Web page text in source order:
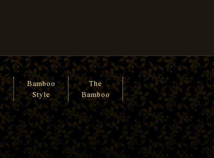
Bamboo
Style
The
Bamboo